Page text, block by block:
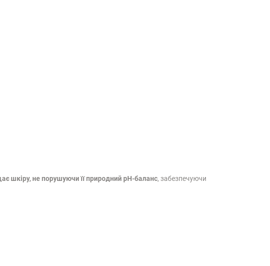
шкіру, не порушуючи її природний pH-баланс, забезпечуючи